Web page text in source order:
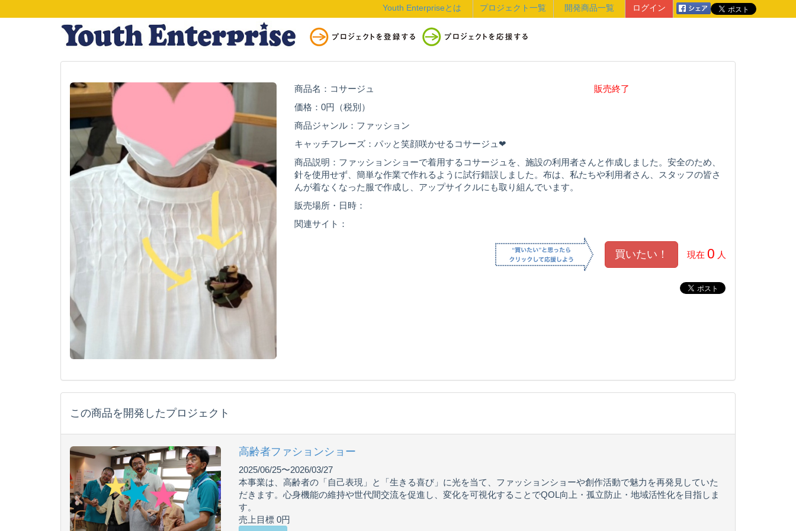
ログイン
開発商品一覧
プロジェクト一覧
Youth Enterpriseとは
商品名：コサージュ
販売終了
価格：0円（税別）
商品ジャンル：ファッション
キャッチフレーズ：パッと笑顔咲かせるコサージュ❤
商品説明：ファッションショーで着用するコサージュを、施設の利用者さんと作成しました。安全のため、
針を使用せず、簡単な作業で作れるように試行錯誤しました。布は、私たちや利用者さん、スタッフの皆さ
んが着なくなった服で作成し、アップサイクルにも取り組んでいます。
販売場所・日時：
関連サイト：
現在 0 人
この商品を開発したプロジェクト
高齢者ファションショー
2025/06/25〜2026/03/27
本事業は、高齢者の「自己表現」と「生きる喜び」に光を当て、ファッションショーや創作活動で魅力を再発見していた
だきます。心身機能の維持や世代間交流を促進し、変化を可視化することでQOL向上・孤立防止・地域活性化を目指しま
す。
売上目標 0円